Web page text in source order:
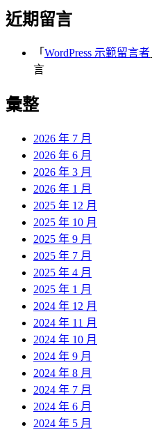
近期留言
「 WordPress 示範留言者
言
彙整
2026 年 7 月
2026 年 6 月
2026 年 3 月
2026 年 1 月
2025 年 12 月
2025 年 10 月
2025 年 9 月
2025 年 7 月
2025 年 4 月
2025 年 1 月
2024 年 12 月
2024 年 11 月
2024 年 10 月
2024 年 9 月
2024 年 8 月
2024 年 7 月
2024 年 6 月
2024 年 5 月